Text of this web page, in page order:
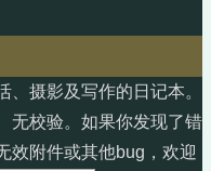
、摄影及写作的日记本。
无校验。如果你发现了错
效附件或其他bug，欢迎